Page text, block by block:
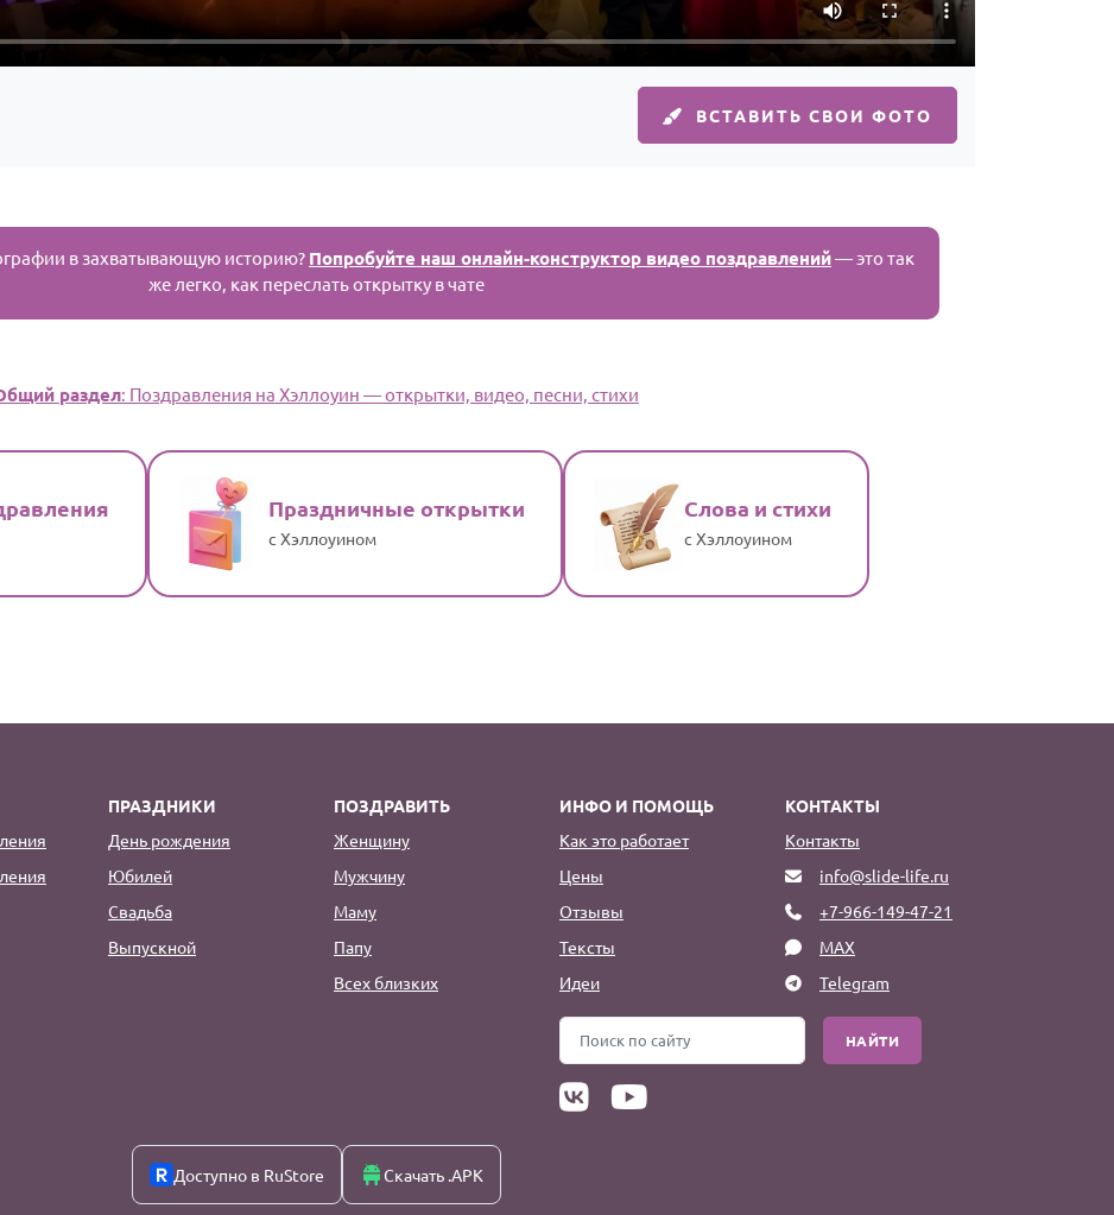
ВСТАВИТЬ СВОИ ФОТО
в захватывающую историю? Попробуйте наш онлайн-конструктор видео поздравлений— это так
же легко, как переслать открытку в чате
раздел: Поздравления на Хэллоуин — открытки, видео, песни, стихи
Праздничные открытки
с Хэллоуином
Слова и стихи
с Хэллоуином
ПРАЗДНИКИ
День рождения
Юбилей
Свадьба
Выпускной
ПОЗДРАВИТЬ
Женщину
Мужчину
Маму
Папу
Всех близких
ИНФО И ПОМОЩЬ
Как это работает
Цены
Отзывы
Тексты
Идеи
КОНТАКТЫ
Контакты
info@slide-life.ru
+7-966-149-47-21
MAX
Telegram
НАЙТИ
Доступно в RuStore Скачать .APK